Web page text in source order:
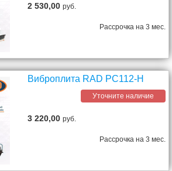
2 530,00руб.
Рассрочка на 3 мес.
Виброплита RAD PC112-H
Уточните наличие
3 220,00руб.
Рассрочка на 3 мес.